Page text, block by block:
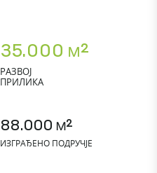
35.000 м²
РАЗВОЈ
ПРИЛИКА
88.000 м²
ИЗГРАЂЕНО ПОДРУЧЈЕ